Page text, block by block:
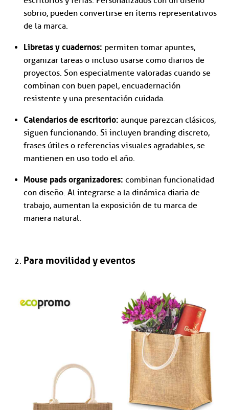
sobrio, pueden convertirse en ítems representativos
de la marca.
Libretas y cuadernos: permiten tomar apuntes,
organizar tareas o incluso usarse como diarios de
proyectos. Son especialmente valoradas cuando se
combinan con buen papel, encuadernación
resistente y una presentación cuidada.
Calendarios de escritorio: aunque parezcan clásicos,
siguen funcionando. Si incluyen branding discreto,
frases útiles o referencias visuales agradables, se
mantienen en uso todo el año.
Mouse pads organizadores: combinan funcionalidad
con diseño. Al integrarse a la dinámica diaria de
trabajo, aumentan la exposición de tu marca de
manera natural.
Para movilidad y eventos